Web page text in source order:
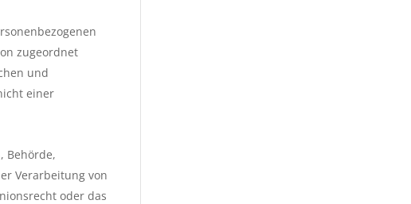
zugeordnet
und
einer
Behörde,
Verarbeitung von
oder das